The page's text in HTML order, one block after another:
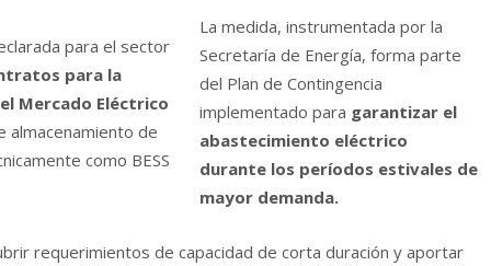
para el sector
para la
Mercado Eléctrico
almacenamiento de
como BESS
La medida, instrumentada por la
Secretaría de Energía, forma parte
del Plan de Contingencia
implementado para garantizar el
abastecimiento eléctrico
durante los períodos estivales de
mayor demanda.
requerimientos de capacidad de corta duración y aportar